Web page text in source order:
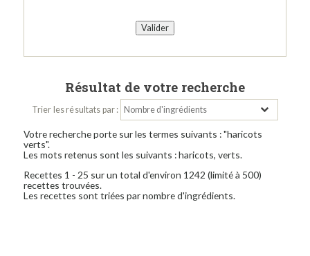
Résultat de votre recherche
Trier les résultats par :
Votre recherche porte sur les termes suivants : "haricots
verts".
Les mots retenus sont les suivants : haricots, verts.
Recettes 1 - 25 sur un total d'environ 1242 (limité à 500)
recettes trouvées.
Les recettes sont triées par nombre d'ingrédients.